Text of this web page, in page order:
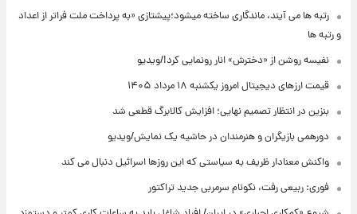
رتبه ها می آیند، ماندگاری ساخته میشود؛پیشتازی «به پرداخت ملت فراتر از اعداد
و رتبه ها
نفیسه روشن از «دخترش» انار رونمایی کرد!/ویدیو
قیمت ارزهای دیجیتال امروز یکشنبه ۱۸ مرداد ۱۴۰۵
بنزین در انتظار تصمیم نهایی؛ افزایش کالابرگ قطعی شد
دورهمی بازیگران و هنرمندان در حاشیه یک نمایش/ویدیو
واکنش معنادار ظریف به سیاستی که این روزها اسرائیل دنبال می کند
فوری: ربیعی رفت، نکونام سرمربی جدید تراکتور